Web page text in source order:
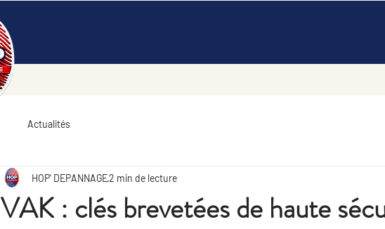
Actualités
VAK : clés brevetées de haute
HOP' DEPANNAGE2 min de lecture